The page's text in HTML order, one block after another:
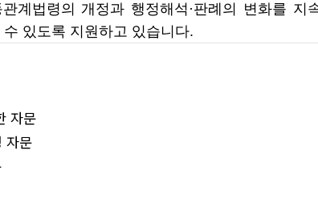
계법령의 개정과 행정해석·판례의 변화를 지
있도록 지원하고 있습니다.
자문
자문